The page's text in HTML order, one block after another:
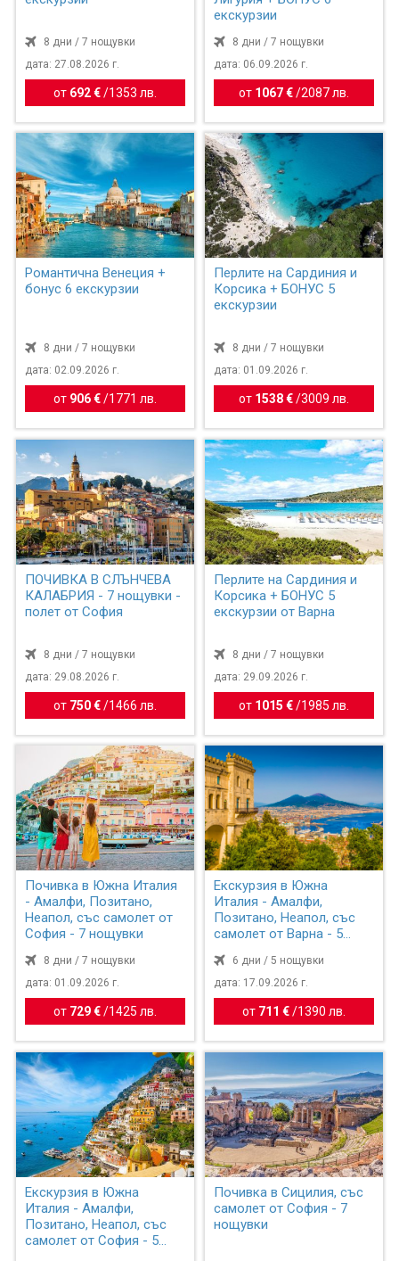
8 дни / 7 нощувки
дата: 27.08.2026 г.
от 692 € / 1353 лв.
екскурзии
8 дни / 7 нощувки
дата: 06.09.2026 г.
от 1067 €/2087 лв.
Романтична Венеция +
бонус 6 екскурзии
8 дни / 7 нощувки
дата: 02.09.2026 г.
от 906 € / 1771 лв.
Перлите на Сардиния и
Корсика + БОНУС 5
екскурзии
8 дни / 7 нощувки
дата: 01.09.2026 г.
от 1538 €/3009 лв.
ПОЧИВКА В СЛЪНЧЕВА
КАЛАБРИЯ - 7 нощувки -
полет от София
8 дни / 7 нощувки
дата: 29.08.2026 г.
от 750 € / 1466 лв.
Перлите на Сардиния и
Корсика + БОНУС 5
екскурзии от Варна
8 дни / 7 нощувки
дата: 29.09.2026 г.
от 1015 €/ 1985 лв.
Почивка в Южна Италия
- Амалфи, Позитано,
Неапол, със самолет от
София - 7 нощувки
8 дни / 7 нощувки
дата: 01.09.2026 г.
от 729 € / 1425 лв.
Екскурзия в Южна
Италия - Амалфи,
Позитано, Неапол, със
самолет от Варна - 5
6 дни / 5 нощувки
дата: 17.09.2026 г.
от 711 €/ 1390 лв.
Екскурзия в Южна
Италия - Амалфи,
Позитано, Неапол, със
самолет от София - 5
Почивка в Сицилия, със
самолет от София - 7
нощувки